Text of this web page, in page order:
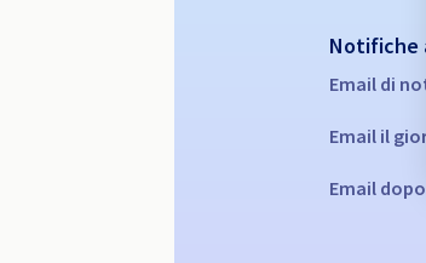
Notifiche
Email di
Email il
Email